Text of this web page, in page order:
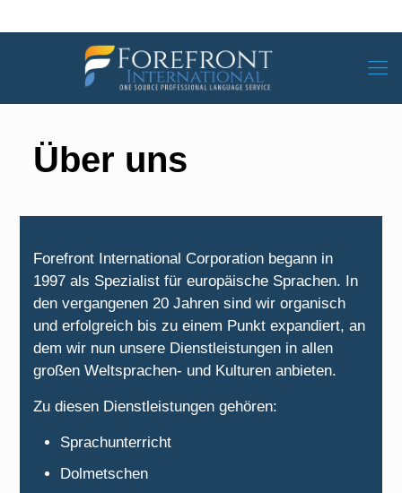
Über uns
Forefront International Corporation begann in
1997 als Spezialist für europäische Sprachen. In
den vergangenen 20 Jahren sind wir organisch
und erfolgreich bis zu einem Punkt expandiert, an
dem wir nun unsere Dienstleistungen in allen
großen Weltsprachen- und Kulturen anbieten.
Zu diesen Dienstleistungen gehören:
Sprachunterricht
Dolmetschen